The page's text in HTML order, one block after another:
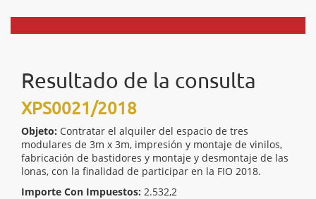
Resultado de la consulta
XPS0021/2018
Objeto: Contratar el alquiler del espacio de tres
modulares de 3m x 3m, impresión y montaje de vinilos,
fabricación de bastidores y montaje y desmontaje de las
lonas, con la finalidad de participar en la FIO 2018.
Importe Con Impuestos: 2.532,2